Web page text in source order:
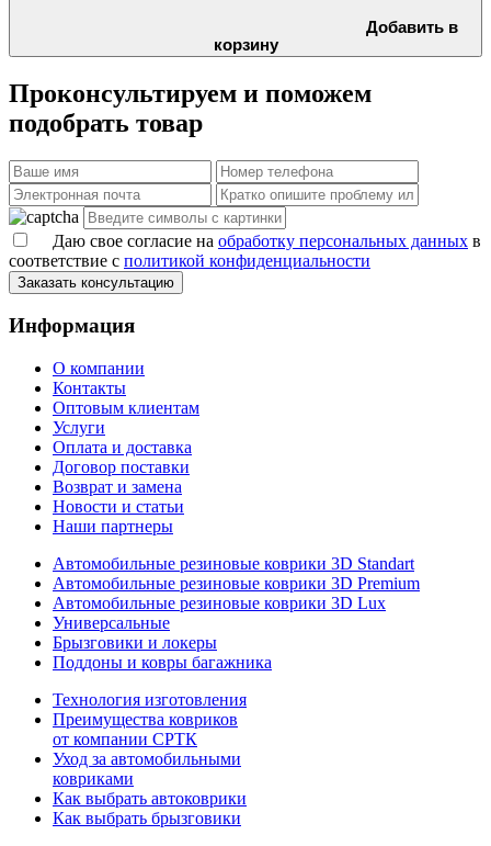
Добавить в
корзину
Проконсультируем и поможем
подобрать товар
Даю свое согласие на обработку персональных данных в
соответствие с политикой конфиденциальности
Заказать консультацию
Информация
О компании
Контакты
Оптовым клиентам
Услуги
Оплата и доставка
Договор поставки
Возврат и замена
Новости и статьи
Наши партнеры
Автомобильные резиновые коврики 3D Standart
Автомобильные резиновые коврики 3D Premium
Автомобильные резиновые коврики 3D Lux
Универсальные
Брызговики и локеры
Поддоны и ковры багажника
Технология изготовления
Преимущества ковриков
от компании СРТК
Уход за автомобильными
ковриками
Как выбрать автоковрики
Как выбрать брызговики